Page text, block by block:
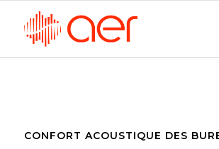
CONFORT ACOUSTIQUE DES